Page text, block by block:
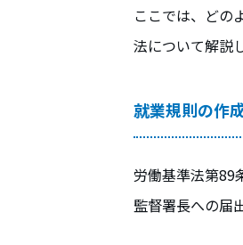
ここでは、どの
法について解説
就業規則の作
労働基準法第89
監督署長への届